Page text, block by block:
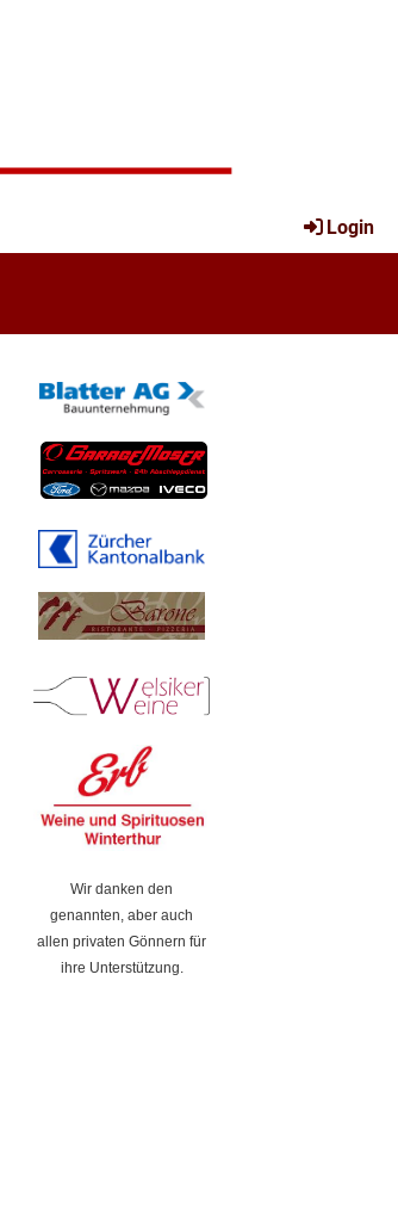
Login
Wir danken den
genannten, aber auch
allen privaten Gönnern für
ihre Unterstützung.